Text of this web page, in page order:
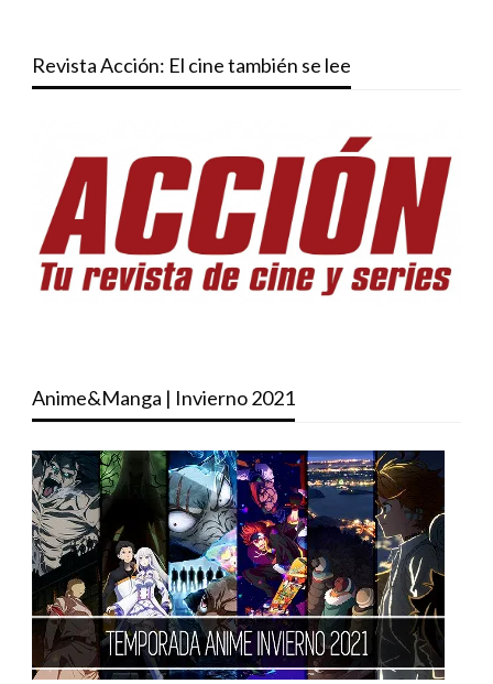
Revista Acción: El cine también se lee
Anime&Manga | Invierno 2021